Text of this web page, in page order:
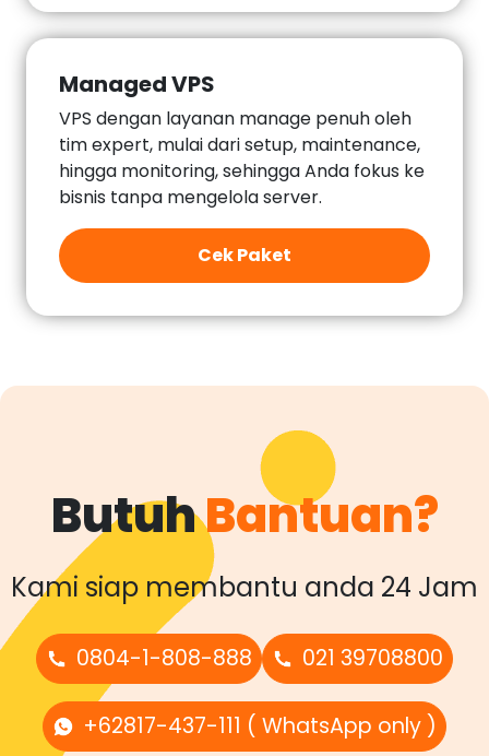
Managed VPS
VPS dengan layanan manage penuh oleh
tim expert, mulai dari setup, maintenance,
hingga monitoring, sehingga Anda fokus ke
bisnis tanpa mengelola server.
Cek Paket
ButuhBantuan?
Kami siap membantu anda 24 Jam
0804-1-808-888 021 39708800
+62817-437-111 ( WhatsApp only )